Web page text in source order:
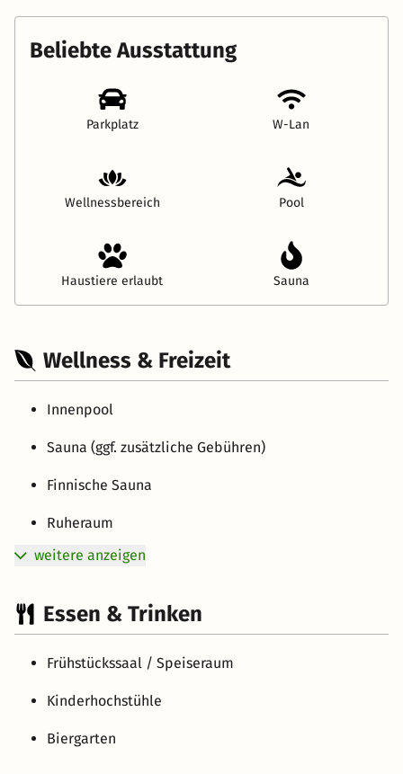
Beliebte Ausstattung
Parkplatz W-Lan
Wellnessbereich Pool
Haustiere erlaubt Sauna
Wellness & Freizeit
Innenpool
Sauna (ggf. zusätzliche Gebühren)
Finnische Sauna
Ruheraum
weitere anzeigen
Essen & Trinken
Frühstückssaal / Speiseraum
Kinderhochstühle
Biergarten